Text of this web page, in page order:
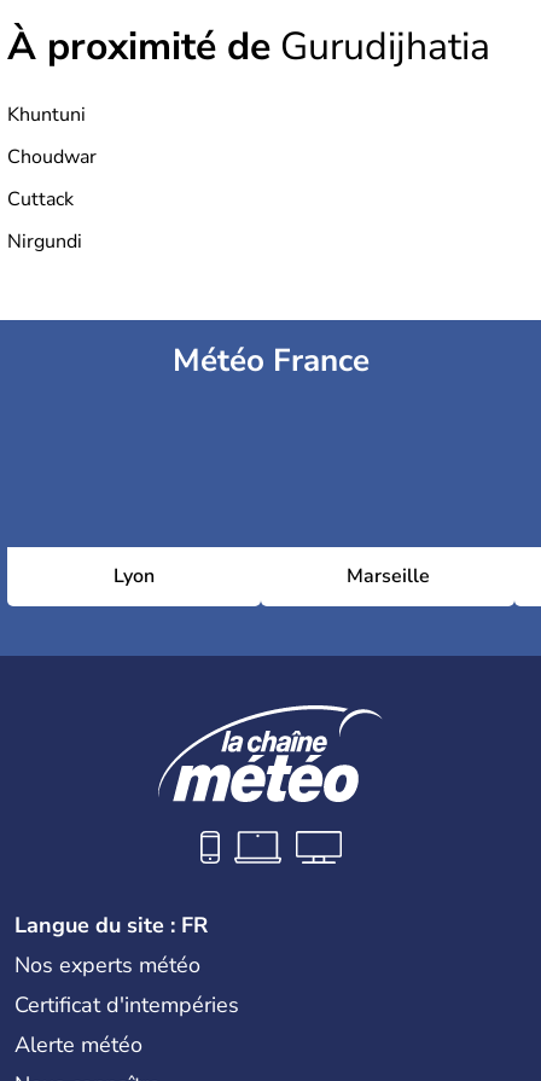
À proximité de Gurudijhatia
Khuntuni
Choudwar
Cuttack
Nirgundi
Météo France
Lyon Marseille
Langue du site : FR
Nos experts météo
Certificat d'intempéries
Alerte météo